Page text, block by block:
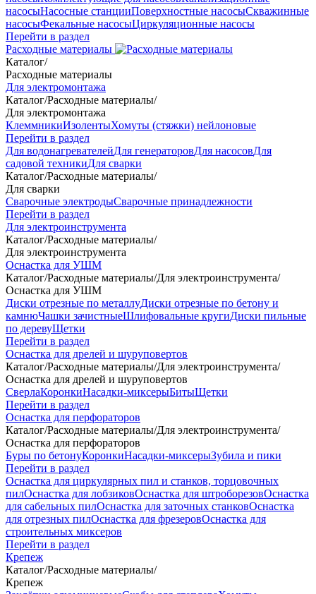
насосыНасосные станцииПоверхностные насосыСкважинные
насосыФекальные насосыЦиркуляционные насосы
Перейти в раздел
Расходные материалы
Каталог/
Расходные материалы
Для электромонтажа
Каталог/Расходные материалы/
Для электромонтажа
КлеммникиИзолентыХомуты (стяжки) нейлоновые
Перейти в раздел
Для водонагревателейДля генераторовДля насосовДля
садовой техникиДля сварки
Каталог/Расходные материалы/
Для сварки
Сварочные электродыСварочные принадлежности
Перейти в раздел
Для электроинструмента
Каталог/Расходные материалы/
Для электроинструмента
Оснастка для УШМ
Каталог/Расходные материалы/Для электроинструмента/
Оснастка для УШМ
Диски отрезные по металлуДиски отрезные по бетону и
камнюЧашки зачистныеШлифовальные кругиДиски пильные
по деревуЩетки
Перейти в раздел
Оснастка для дрелей и шуруповертов
Каталог/Расходные материалы/Для электроинструмента/
Оснастка для дрелей и шуруповертов
СверлаКоронкиНасадки-миксерыБитыЩетки
Перейти в раздел
Оснастка для перфораторов
Каталог/Расходные материалы/Для электроинструмента/
Оснастка для перфораторов
Буры по бетонуКоронкиНасадки-миксерыЗубила и пики
Перейти в раздел
Оснастка для циркулярных пил и станков, торцовочных
пилОснастка для лобзиковОснастка для штроборезовОснастка
для сабельных пилОснастка для заточных станковОснастка
для отрезных пилОснастка для фрезеровОснастка для
строительных миксеров
Перейти в раздел
Крепеж
Каталог/Расходные материалы/
Крепеж